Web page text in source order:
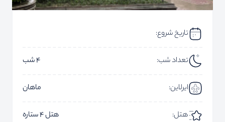
تاریخ شروع:
تعداد شب: 4 شب
ایرلاین: ماهان
هتل: هتل 4 ستاره